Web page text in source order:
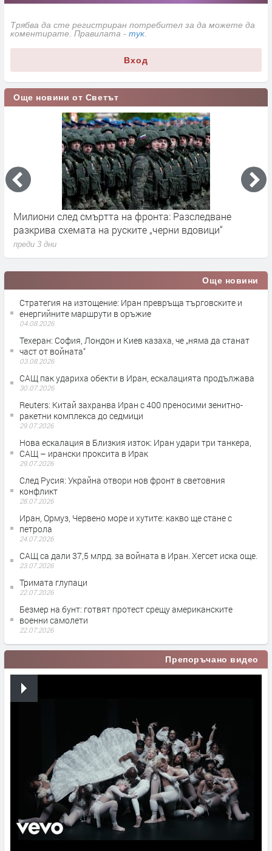
Трябва да сте регистриран потребител за да можете да
коментирате. Правилата - тук
Вход
Още новини от Светът
Германските служби разследват руски
влияние върху местния вот през септември
Още новини
Стратегия на изтощение: Иран превръща търговските и
енергийните маршрути в оръжие
04.08.2026
Teхеран: София, Лондон и Киев казаха, че „няма да станат
част от войната“
03.08.2026
САЩ пак удариха обекти в Иран, ескалацията продължава
30.07.2026
Reuters: Китай захранва Иран с 400 преносими зенитно-
ракетни комплекса до седмици
29.07.2026
Нова ескалация в Близкия изток: Иран удари три танкера,
САЩ – ирански проксита в Ирак
29.07.2026
След Русия: Украйна отвори нов фронт в световния
конфликт
28.07.2026
Иран, Ормуз, Червено море и хутите: какво ще стане с
петрола
24.07.2026
САЩ са дали 37,5 млрд. за войната в Иран. Хегсет иска още.
23.07.2026
Тримата глупаци
22.07.2026
Безмер на бунт: готвят протест срещу американските
военни самолети
22.07.2026
Препоръчано видео